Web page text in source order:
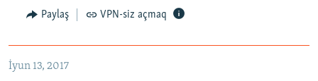
Paylaş VPN-siz açmaq
İyun 13, 2017